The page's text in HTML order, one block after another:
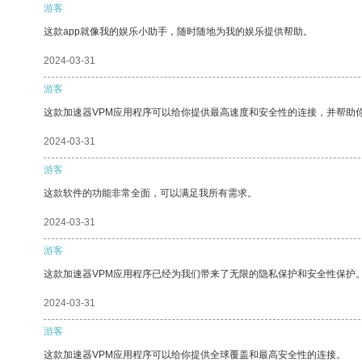
游客
这款app就像我的娱乐小助手，随时随地为我的娱乐提供帮助。
2024-03-31
游客
这款加速器VPM应用程序可以给你提供最高速度和安全性的连接，并帮助
2024-03-31
游客
这款软件的功能非常全面，可以满足我所有需求。
2024-03-31
游客
这款加速器VPM应用程序已经为我们带来了无限的隐私保护和安全性保护。
2024-03-31
游客
这款加速器VPM应用程序可以给你提供全球覆盖和最高安全性的连接。